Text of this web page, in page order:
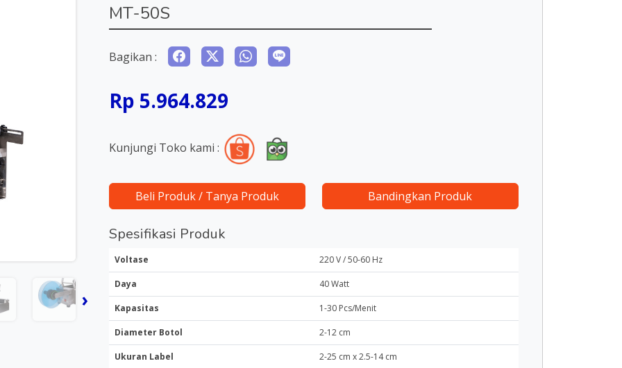
›
MT-50S
Bagikan :
Rp 5.964.829
Kunjungi Toko kami :
Beli Produk / Tanya Produk Bandingkan Produk
Spesifikasi Produk
Voltase 220 V / 50-60 Hz
Daya 40 Watt
Kapasitas 1-30 Pcs/Menit
Diameter Botol 2-12 cm
Ukuran Label 2-25 cm x 2.5-14 cm